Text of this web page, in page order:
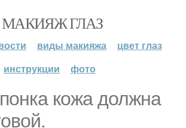
МАКИЯЖ ГЛАЗ
виды макияжа
цвет глаз
инструкции
фото
кожа должна